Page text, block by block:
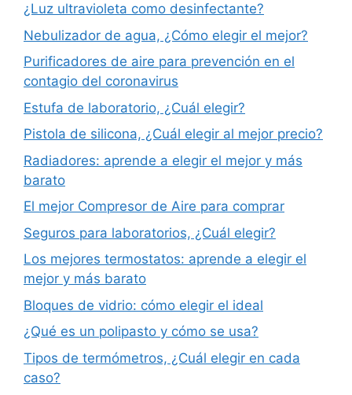
¿Luz ultravioleta como desinfectante?
Nebulizador de agua, ¿Cómo elegir el mejor?
Purificadores de aire para prevención en el
contagio del coronavirus
Estufa de laboratorio, ¿Cuál elegir?
Pistola de silicona, ¿Cuál elegir al mejor precio?
Radiadores: aprende a elegir el mejor y más
barato
El mejor Compresor de Aire para comprar
Seguros para laboratorios, ¿Cuál elegir?
Los mejores termostatos: aprende a elegir el
mejor y más barato
Bloques de vidrio: cómo elegir el ideal
¿Qué es un polipasto y cómo se usa?
Tipos de termómetros, ¿Cuál elegir en cada
caso?